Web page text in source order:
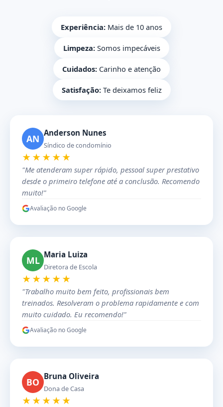
Experiência: Mais de 10 anos
Limpeza:Somos impecáveis
Cuidados: Carinho e atenção
Satisfação:Te deixamos feliz
AN Anderson Nunes
Síndico de condomínio
★★★★★
"Me atenderam super rápido, pessoal super prestativo
desde o primeiro telefone até a conclusão. Recomendo
muito!"
Avaliação no Google
ML Maria Luiza
Diretora de Escola
★★★★★
"Trabalho muito bem feito, profissionais bem
treinados. Resolveram o problema rapidamente e com
muito cuidado. Eu recomendo!"
Avaliação no Google
BO Bruna Oliveira
Dona de Casa
★★★★★